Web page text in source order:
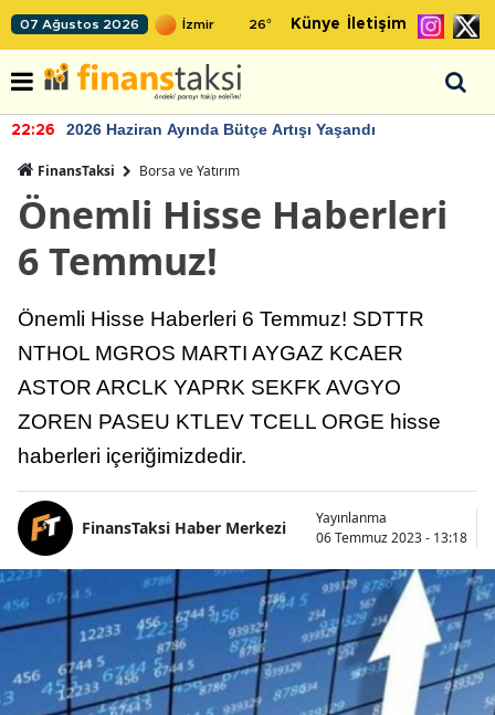
07 Ağustos 2026 26° Künye İletişim
22:26 2026 Haziran Ayında Bütçe Artışı Yaşandı
FinansTaksi Borsa ve Yatırım
Önemli Hisse Haberleri
6 Temmuz!
Önemli Hisse Haberleri 6 Temmuz! SDTTR
NTHOL MGROS MARTI AYGAZ KCAER
ASTOR ARCLK YAPRK SEKFK AVGYO
ZOREN PASEU KTLEV TCELL ORGE hisse
haberleri içeriğimizdedir.
FinansTaksi Haber Merkezi
Yayınlanma
06 Temmuz 2023 - 13:18